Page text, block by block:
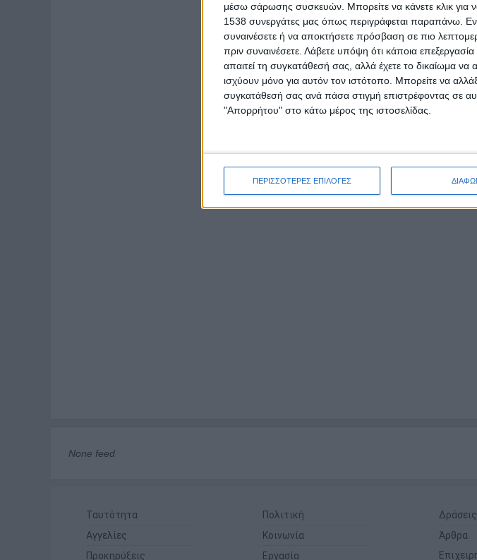
μέσω σάρωσης συσκευών. Μπορείτε να κάνετε κλικ για
1538 συνεργάτες μας όπως περιγράφεται παραπάνω.
συναινέσετε ή να αποκτήσετε πρόσβαση σε πιο
πριν συναινέσετε. Λάβετε υπόψη ότι κάποια
απαιτεί τη συγκατάθεσή σας, αλλά έχετε το δικαίωμα να
ισχύουν μόνο για αυτόν τον ιστότοπο. Μπορείτε να
συγκατάθεσή σας ανά πάσα στιγμή επιστρέφοντας σε
"Απορρήτου" στο κάτω μέρος της ιστοσελίδας.
ΠΕΡΙΣΣΟΤΕΡΕΣ ΕΠΙΛΟΓΕΣ
None feed
Ταυτότητα
Αγγελίες
Προκηρύξεις
Πολιτική
Κοινωνία
Εργασία
Δράσεις
Άρθρα